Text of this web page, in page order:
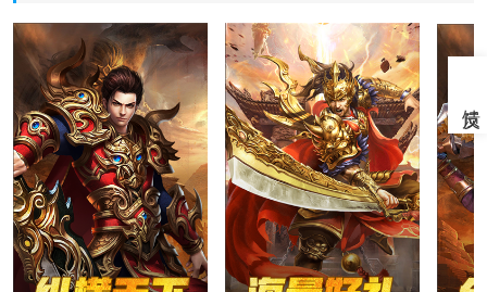
微变三职业复古传奇的核心玩法
1. 游戏构建了一个层次分明的探索世界，拥有超过600种
Boss与众多设计合理的地图，绝非生硬的内容堆砌。玩
家可以自由组队，挑战强大首领，在争夺珍稀资源的过
程中，深刻体会到团队协作的重要性与策略配合的乐